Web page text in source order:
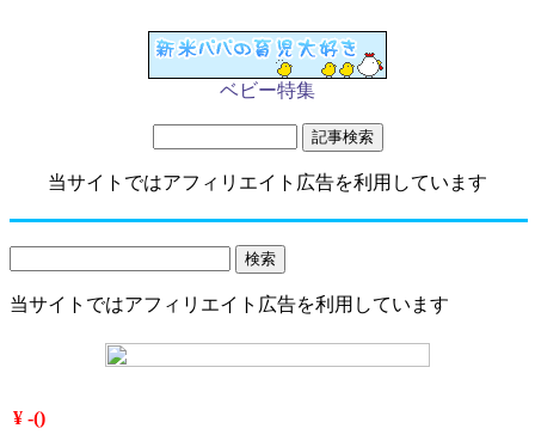
ベビー特集
当サイトではアフィリエイト広告を利用しています
当サイトではアフィリエイト広告を利用しています
¥ -()